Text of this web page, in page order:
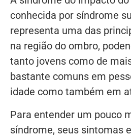
conhecida por síndrome
representa uma das
na região do ombro,
tanto jovens como de
bastante comuns em
idade como também em
Para entender um pouco
síndrome, seus sintomas